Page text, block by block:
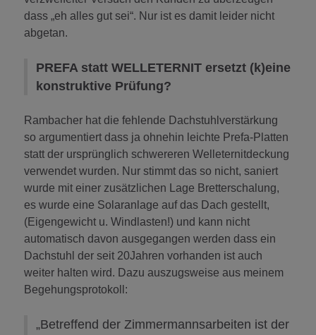
dass „eh alles gut sei“. Nur ist es damit leider nicht
abgetan.
PREFA statt WELLETERNIT ersetzt (k)eine
konstruktive Prüfung?
Rambacher hat die fehlende Dachstuhlverstärkung
so argumentiert dass ja ohnehin leichte Prefa-Platten
statt der ursprünglich schwereren Welleternitdeckung
verwendet wurden. Nur stimmt das so nicht, saniert
wurde mit einer zusätzlichen Lage Bretterschalung,
es wurde eine Solaranlage auf das Dach gestellt,
(Eigengewicht u. Windlasten!) und kann nicht
automatisch davon ausgegangen werden dass ein
Dachstuhl der seit 20Jahren vorhanden ist auch
weiter halten wird. Dazu auszugsweise aus meinem
Begehungsprotokoll:
„Betreffend der Zimmermannsarbeiten ist der